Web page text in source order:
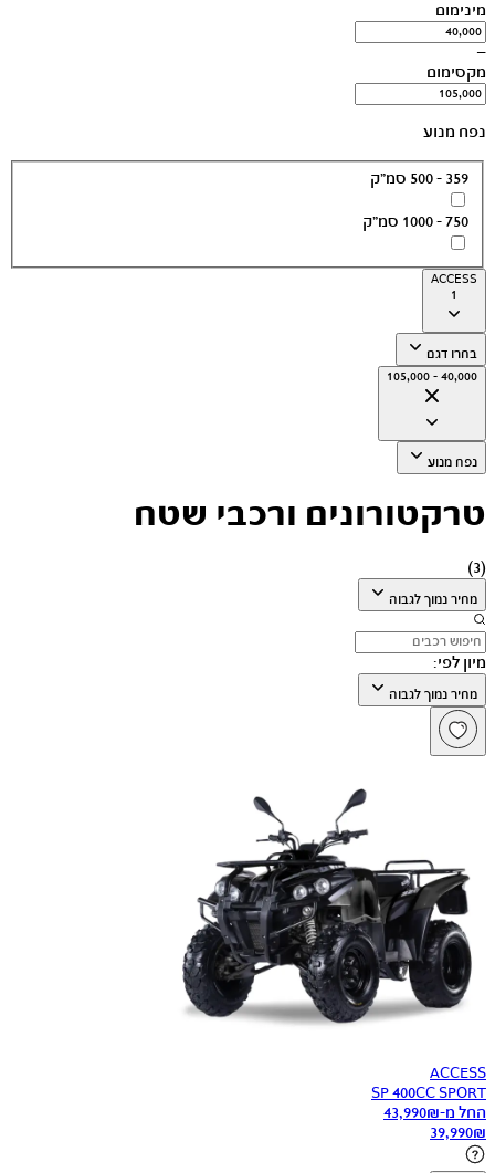
מינימום
—
מקסימום
נפח מנוע
359 - 500 סמ״ק
750 - 1000 סמ״ק
ACCESS
1
בחרו דגם
40,000 - 105,000
נפח מנוע
טרקטורונים ורכבי שטח
(
3
)
מחיר נמוך לגבוה
מיון לפי:
מחיר נמוך לגבוה
ACCESS
SP 400CC SPORT
החל מ-
43,990₪
39,990₪